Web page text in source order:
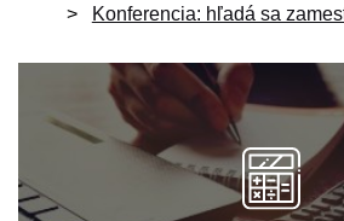
Konferencia: hľadá sa